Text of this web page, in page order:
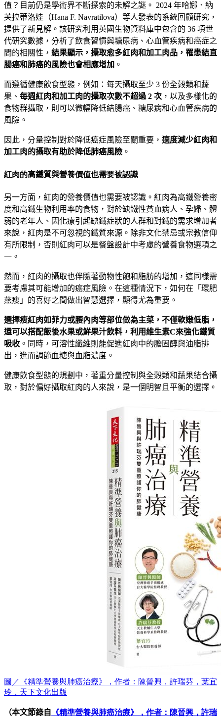
值？目前仍是學術界不斷探索的未解之謎。 2024 年哈娜．納
芙拉蒂洛娃（Hana F. Navratilova）等人發表的系統回顧研究，
提供了新見解。該研究利用英國生物資料庫中包含的 36 項世
代研究數據，分析了飲食習慣與糖尿病、心血管疾病和癌症之
間的相關性， 結果顯示，攝取愈多紅肉和加工肉品，罹患結直
腸癌和肺癌的風險也會相應增加 。
而遵循健康飲食型態，例如：每天攝取至少 3 份全穀類和蔬
果、 每週紅肉和加工肉的攝取次數不超過 2 次 ，以及多樣化的
食物群攝取，則可以微幅降低結腸癌、糖尿病和心血管疾病的
風險。
因此，分量控制對於降低癌症風險至關重要， 適度減少紅肉和
加工肉的攝取有助於降低肺癌風險 。
紅肉的高鐵質與營養價值也需要被認識
另一方面，紅肉的營養價值也需要被認識。紅肉為高鐵營養密
度和高鐵生物利用率的食物，對於缺鐵性貧血病人、孕婦、體
弱的老年人、因化療引起缺鐵症狀的人群和對鐵的需求增加者
來說，紅肉是不可忽視的鐵質來源。除非文化禁忌或宗教信仰
有所限制，否則紅肉可以是餐盤設計中考慮的營養食物選項之
一。
然而，紅肉的攝取也伴隨著動物性飽和脂肪的增加，這同樣需
要考慮其可能增加的癌症風險。在這種情況下，如何在「環肥
燕瘦」的喜好之間做出智慧選擇，顯得尤為重要。
選擇瘦紅肉如菲力或腰內肉等部位做為主菜，不僅軟嫩低脂，
還可以搭配飯後水果或鮮果汁飲料，利用維生素C來強化鐵質
吸收 。同時，可溶性纖維則能促進紅肉中的膽固醇與油脂排
出，進而調節血糖與血脂濃度。
健康飲食型態的規劃中，著重分量控制與全穀類和蔬果結合攝
取，對於偏好攝取紅肉的人來說，是一個明智且平衡的選擇。
圖／《精準營養與肺癌治療》，作者：陳晉興，許瑞芬，葉宜
玲，天下文化出版
（本文節錄自
《精準營養與肺癌治療》，作者：陳晉興，許瑞